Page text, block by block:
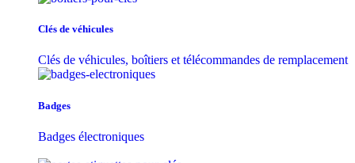
Clés de véhicules
Clés de véhicules, boîtiers et télécommandes de remplacement
Badges
Badges électroniques